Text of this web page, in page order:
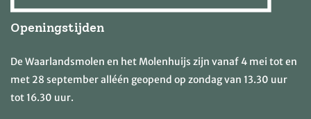
Openingstijden
De Waarlandsmolen en het Molenhuijs zijn vanaf 4 mei tot en
met 28 september alléén geopend op zondag van 13.30 uur
tot 16.30 uur.